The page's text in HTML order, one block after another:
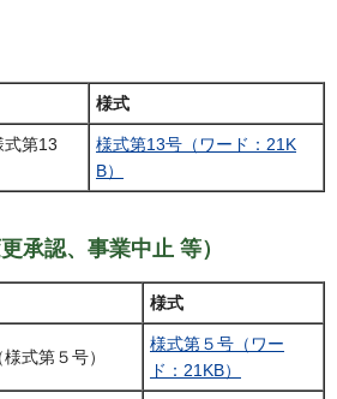
様式
第13
様式第13号（ワード：21K
B）
承認、事業中止 等）
様式
式第５号）
様式第５号（ワー
ド：21KB）